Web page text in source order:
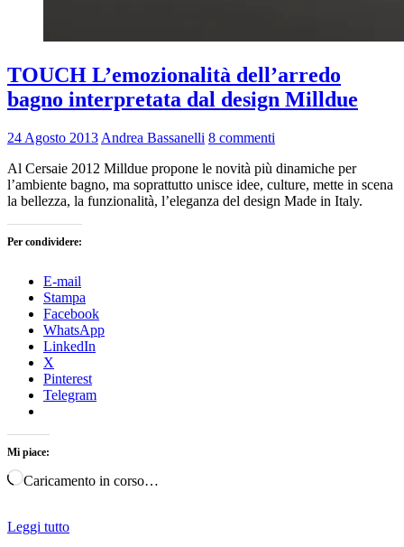
TOUCH L’emozionalità dell’arredo
bagno interpretata dal design Milldue
24 Agosto 2013 Andrea Bassanelli 8 commenti
Al Cersaie 2012 Milldue propone le novità più dinamiche per
l’ambiente bagno, ma soprattutto unisce idee, culture, mette in scena
la bellezza, la funzionalità, l’eleganza del design Made in Italy.
Per condividere:
E-mail
Stampa
Facebook
WhatsApp
LinkedIn
X
Pinterest
Telegram
Mi piace:
Caricamento in corso…
Leggi tutto